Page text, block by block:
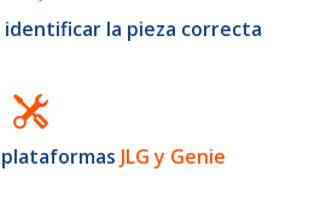
la pieza correcta
JLG y Genie